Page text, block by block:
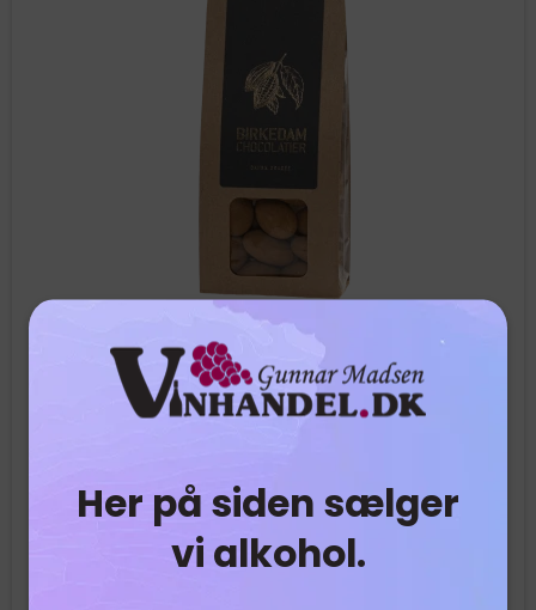
Her på siden sælger
vi alkohol.
Birkedam dragéeMandel med hvid chokolade
og lakridspulver